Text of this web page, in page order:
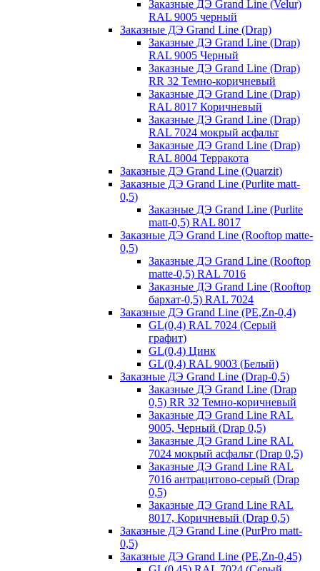
Заказные ДЭ Grand Line (Velur)
RAL 9005 черный
Заказные ДЭ Grand Line (Drap)
Заказные ДЭ Grand Line (Drap)
RAL 9005 Черный
Заказные ДЭ Grand Line (Drap)
RR 32 Темно-коричневый
Заказные ДЭ Grand Line (Drap)
RAL 8017 Коричневый
Заказные ДЭ Grand Line (Drap)
RAL 7024 мокрый асфальт
Заказные ДЭ Grand Line (Drap)
RAL 8004 Терракота
Заказные ДЭ Grand Line (Quarzit)
Заказные ДЭ Grand Line (Purlite matt-
0,5)
Заказные ДЭ Grand Line (Purlite
matt-0,5) RAL 8017
Заказные ДЭ Grand Line (Rooftop matte-
0,5)
Заказные ДЭ Grand Line (Rooftop
matte-0,5) RAL 7016
Заказные ДЭ Grand Line (Rooftop
бархат-0,5) RAL 7024
Заказные ДЭ Grand Line (PE,Zn-0,4)
GL(0,4) RAL 7024 (Серый
графит)
GL(0,4) Цинк
GL(0,4) RAL 9003 (Белый)
Заказные ДЭ Grand Line (Drap-0,5)
Заказные ДЭ Grand Line (Drap
0,5) RR 32 Темно-коричневый
Заказные ДЭ Grand Line RAL
9005, Черный (Drap 0,5)
Заказные ДЭ Grand Line RAL
7024 мокрый асфальт (Drap 0,5)
Заказные ДЭ Grand Line RAL
7016 антрацитово-серый (Drap
0,5)
Заказные ДЭ Grand Line RAL
8017, Коричневый (Drap 0,5)
Заказные ДЭ Grand Line (PurPro matt-
0,5)
Заказные ДЭ Grand Line (PE,Zn-0,45)